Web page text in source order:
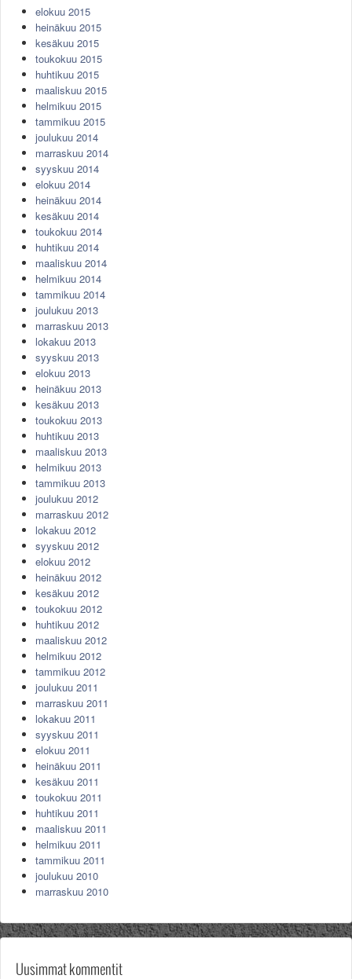
elokuu 2015
heinäkuu 2015
kesäkuu 2015
toukokuu 2015
huhtikuu 2015
maaliskuu 2015
helmikuu 2015
tammikuu 2015
joulukuu 2014
marraskuu 2014
syyskuu 2014
elokuu 2014
heinäkuu 2014
kesäkuu 2014
toukokuu 2014
huhtikuu 2014
maaliskuu 2014
helmikuu 2014
tammikuu 2014
joulukuu 2013
marraskuu 2013
lokakuu 2013
syyskuu 2013
elokuu 2013
heinäkuu 2013
kesäkuu 2013
toukokuu 2013
huhtikuu 2013
maaliskuu 2013
helmikuu 2013
tammikuu 2013
joulukuu 2012
marraskuu 2012
lokakuu 2012
syyskuu 2012
elokuu 2012
heinäkuu 2012
kesäkuu 2012
toukokuu 2012
huhtikuu 2012
maaliskuu 2012
helmikuu 2012
tammikuu 2012
joulukuu 2011
marraskuu 2011
lokakuu 2011
syyskuu 2011
elokuu 2011
heinäkuu 2011
kesäkuu 2011
toukokuu 2011
huhtikuu 2011
maaliskuu 2011
helmikuu 2011
tammikuu 2011
joulukuu 2010
marraskuu 2010
Uusimmat kommentit